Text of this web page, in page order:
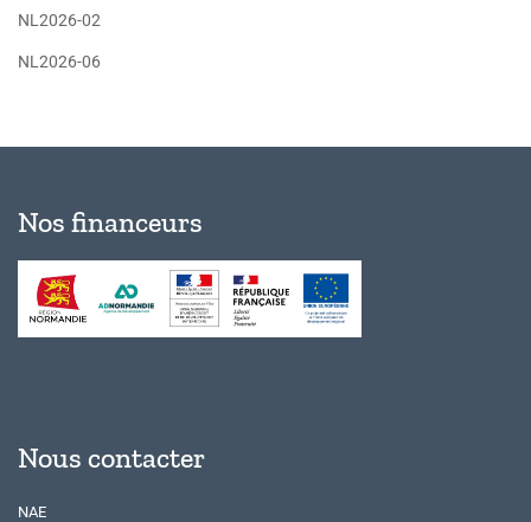
NL2026-02
NL2026-06
Nos financeurs
Nous contacter
NAE